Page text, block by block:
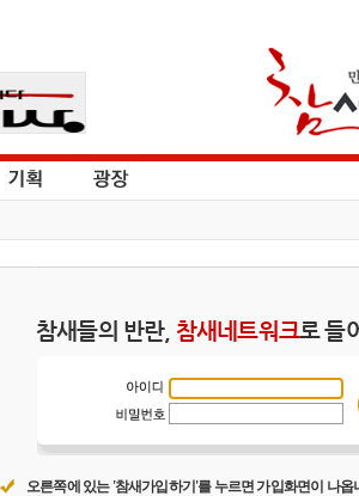
참새들의 반란, 참새네트워크로 들
오른쪽에 있는 '참새가입하기'를 누르면 가입화면이 나옵